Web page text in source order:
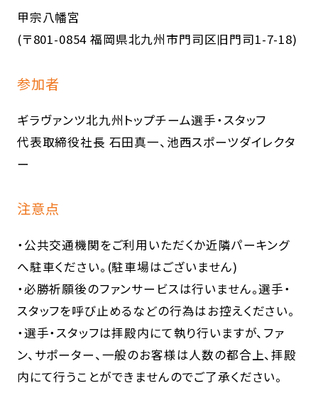
甲宗八幡宮
(〒801-0854 福岡県北九州市門司区旧門司1-7-18)
参加者
ギラヴァンツ北九州トップチーム選手・スタッフ
代表取締役社長 石田真一、池西スポーツダイレクタ
ー
注意点
・公共交通機関をご利用いただくか近隣パーキング
へ駐車ください。(駐車場はございません)
・必勝祈願後のファンサービスは行いません。選手・
スタッフを呼び止めるなどの行為はお控えください。
・選手・スタッフは拝殿内にて執り行いますが、ファ
ン、サポーター、一般のお客様は人数の都合上、拝殿
内にて行うことができませんのでご了承ください。